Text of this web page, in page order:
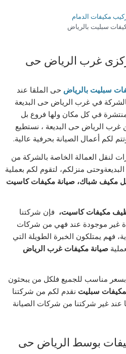
سبليت بالرياض
غرب الرياض حى
سبليت بالرياض حى الملقا عند
في غرب الرياض حى البديعة
في كل مكان ولها فروع بل
غرب الرياض حى البديعة ، نستطيع
لكم أعمال الصيانة بحرفية عالية.
لنقل العمالة الخاصة بالشركة من
منزلكم، لتقوم لكم بعملية
مكيف شباك، صيانة مكيفات كاسيت
مكيفات كاسيت، فإن شركتنا
غير موجودة عند فهي من شركات
فهم يمتلكون الخبرة الطويلة التي
صيانة مكيفات غرب الرياض
مناسب للجميع فلكل من يبحثون
سبليت نقدم لكم من شركتنا
عند غير شركتنا من شركات الصيانة
بوسط الرياض حى